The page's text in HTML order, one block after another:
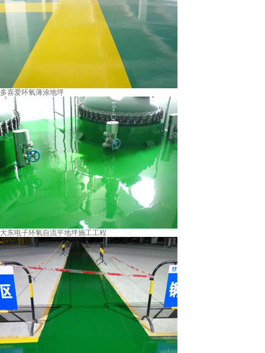
多喜爱环氧薄涂地坪
大东电子环氧自流平地坪施工工程